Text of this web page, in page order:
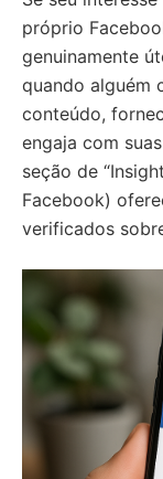
próprio
genuinamente
quando alguém
conteúdo,
engaja com
seção de
Facebook)
verificados